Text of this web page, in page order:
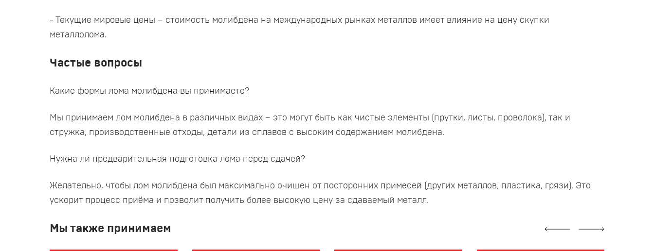
- Текущие мировые цены – стоимость молибдена на международных рынках металлов имеет влияние на цену скупки
металлолома.
Частые вопросы
Какие формы лома молибдена вы принимаете?
Мы принимаем лом молибдена в различных видах – это могут быть как чистые элементы (прутки, листы, проволока), так и
стружка, производственные отходы, детали из сплавов с высоким содержанием молибдена.
Нужна ли предварительная подготовка лома перед сдачей?
Желательно, чтобы лом молибдена был максимально очищен от посторонних примесей (других металлов, пластика, грязи). Это
ускорит процесс приёма и позволит получить более высокую цену за сдаваемый металл.
Мы также принимаем